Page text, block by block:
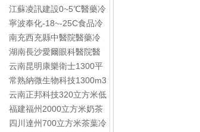
目
案例
江蘇凌訊建設0~5℃醫藥冷
庫工程案例
寧波奉化-18~-25C食品冷
凍庫工程安裝案例
南充西充縣中醫院醫藥冷
藏庫建設案例
湖南長沙愛爾眼科醫院醫
藥冷庫案例
云南昆明康樂衛士1300平
米疫苗制劑車間冷庫案例
常熟納微生物科技1300m3
甲類防爆冷藏庫新工程案
例
云南正邦科技320立方米低
溫化工防爆冷庫建造工程
案例
福建福州2000立方米奶茶
原料食品冷庫工程項目
四川達州700立方米茶葉冷